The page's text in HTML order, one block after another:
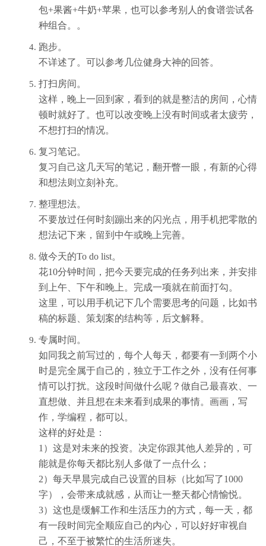
包+果酱+牛奶+苹果，也可以参考别人的食谱尝试各
种组合。。
跑步。
不详述了。可以参考几位健身大神的回答。
打扫房间。
这样，晚上一回到家，看到的就是整洁的房间，心情
顿时就好了。也可以改变晚上没有时间或者太疲劳，
不想打扫的情况。
复习笔记。
复习自己这几天写的笔记，翻开瞥一眼，有新的心得
和想法则立刻补充。
整理想法。
不要放过任何时刻蹦出来的闪光点，用手机把零散的
想法记下来，留到中午或晚上完善。
做今天的To do list。
花10分钟时间，把今天要完成的任务列出来，并安排
到上午、下午和晚上。完成一项就在前面打勾。
这里，可以用手机记下几个需要思考的问题，比如书
稿的标题、策划案的结构等，后文解释。
专属时间。
如同我之前写过的，每个人每天，都要有一到两个小
时是完全属于自己的，独立于工作之外，没有任何事
情可以打扰。这段时间做什么呢？做自己最喜欢、一
直想做、并且想在未来看到成果的事情。画画，写
作，学编程，都可以。
这样的好处是：
1）这是对未来的投资。决定你跟其他人差异的，可
能就是你每天都比别人多做了一点什么；
2）每天早晨完成自己设置的目标（比如写了1000
字），会带来成就感，从而让一整天都心情愉悦。
3）这也是缓解工作和生活压力的方式，每一天，都
有一段时间完全顺应自己的内心，可以好好审视自
己，不至于被繁忙的生活所迷失。